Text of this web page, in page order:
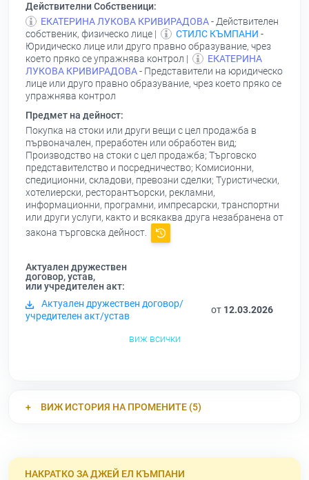
Действителни Собственици:
ЕКАТЕРИНА ЛУКОВА КРИВИРАДОВА- Действителен
собственик, физическо лице |
СТИЛС КЪМПАНИ -
Юридическо лице или друго правно образувание, чрез
което пряко се упражнява контрол |
ЕКАТЕРИНА
ЛУКОВА КРИВИРАДОВА- Представители на юридическо
лице или друго правно образувание, чрез което пряко се
упражнява контрол
Предмет на дейност:
Покупка на стоки или други вещи с цел продажба в
първоначален, преработен или обработен вид;
Производство на стоки с цел продажба; Търговско
представителство и посредничество; Комисионни,
спедиционни, складови, превозни сделки; Туристически,
хотелиерски, ресторантъорски, рекламни,
информационни, програмни, импресарски, транспортни
или други услуги, както и всякаква друга незабранена от
закона търговска дейност.
Актуален дружествен
договор, устав,
или учредителен акт:
Актуален дружествен договор/
учредителен акт/устав
от 12.03.2026
виж всички
ВИЖ ИСТОРИЯ НА ПРОМЕНИТЕ (5)
НАКРАТКО ЗА ДЖЕЙ ЕЛ КЪМПАНИ